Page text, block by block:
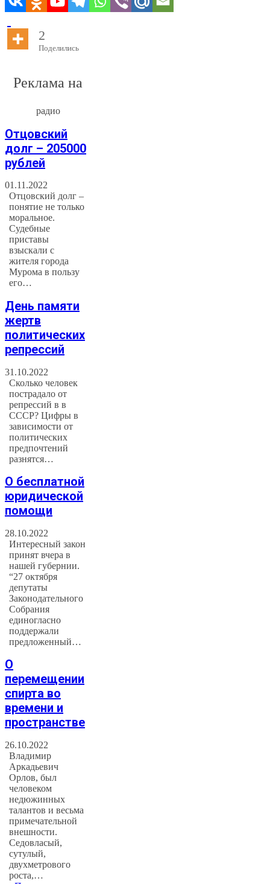
2
Поделились
Реклама на
радио
Отцовский
долг – 205000
рублей
01.11.2022
Отцовский долг –
понятие не только
моральное.
Судебные
приставы
взыскали с
жителя города
Мурома в пользу
его…
День памяти
жертв
политических
репрессий
31.10.2022
Сколько человек
пострадало от
репрессий в в
СССР? Цифры в
зависимости от
политических
предпочтений
разнятся…
О бесплатной
юридической
помощи
28.10.2022
Интересный закон
принят вчера в
нашей губернии.
“27 октября
депутаты
Законодательного
Собрания
единогласно
поддержали
предложенный…
О
перемещении
спирта во
времени и
пространстве
26.10.2022
Владимир
Аркадьевич
Орлов, был
человеком
недюжинных
талантов и весьма
примечательной
внешности.
Седовласый,
сутулый,
двухметрового
роста,…